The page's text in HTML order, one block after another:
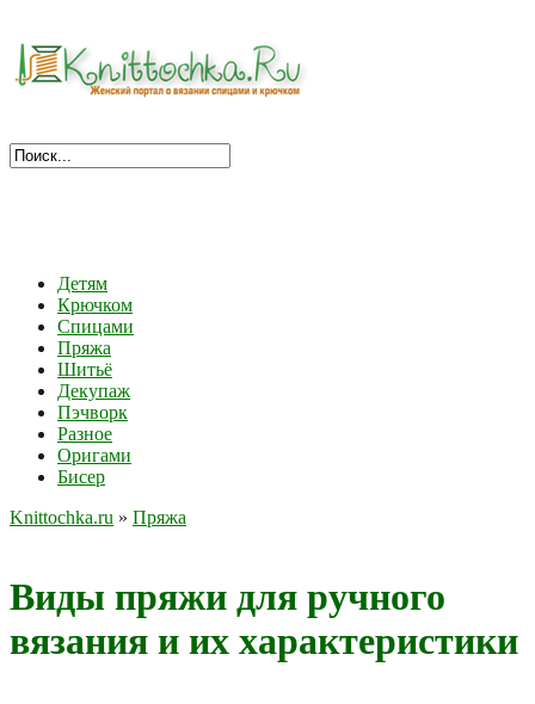
Детям
Крючком
Спицами
Пряжа
Шитьё
Декупаж
Пэчворк
Разное
Оригами
Бисер
Knittochka.ru » Пряжа
Виды пряжи для ручного
вязания и их характеристики